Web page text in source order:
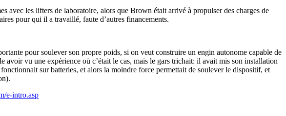
avec les lifters de laboratoire, alors que Brown était arrivé à propulser des charges de
pour qui il a travaillé, faute d’autres financements.
pour soulever son propre poids, si on veut construire un engin autonome capable de
avoir vu une expérience où c’était le cas, mais le gars trichait: il avait mis son installation
sur batteries, et alors la moindre force permettait de soulever le dispositif, et
e-intro.asp